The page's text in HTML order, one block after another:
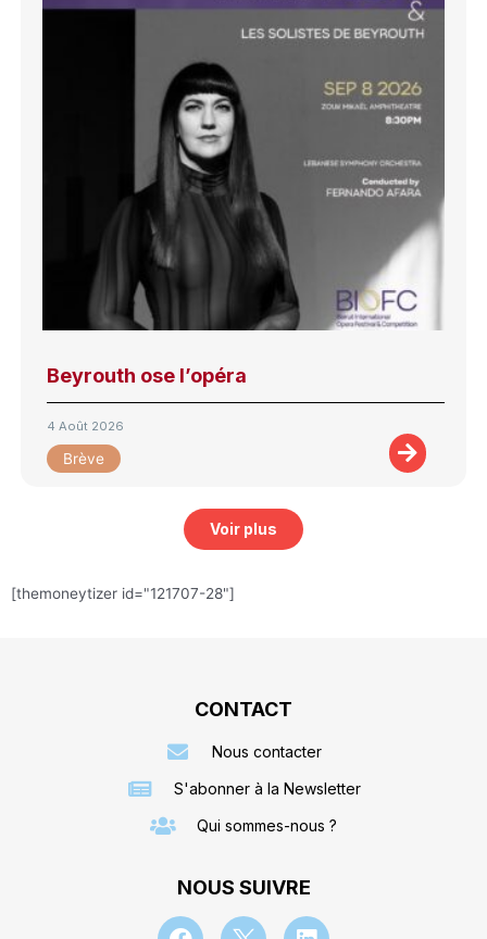
Beyrouth ose l’opéra
4 Août 2026
Brève
Voir plus
[themoneytizer id="121707-28"]
CONTACT
Nous contacter
S'abonner à la Newsletter
Qui sommes-nous ?
NOUS SUIVRE